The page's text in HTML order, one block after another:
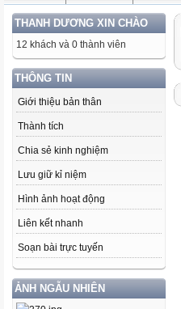
THANH DƯƠNG XIN CHÀO
12 khách và 0 thành viên
THÔNG TIN
Giới thiệu bản thân
Thành tích
Chia sẻ kinh nghiệm
Lưu giữ kỉ niệm
Hình ảnh hoạt động
Liên kết nhanh
Soạn bài trực tuyến
ẢNH NGẪU NHIÊN